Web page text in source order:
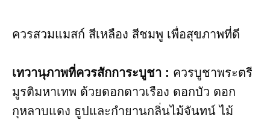
ควรสวมแมสก์ สีเหลือง สีชมพู เพื่อสุขภาพ​ที่ดี
เทวานุภาพที่ควรสักการะบูชา​ : ควรบูชาพระตรี
มูรติมหาเทพ ด้วยดอกดาวเรือง ดอกบัว ดอก
กุหลาบแดง ธูปและกำยานกลิ่นไม้จันทน์ ไม้